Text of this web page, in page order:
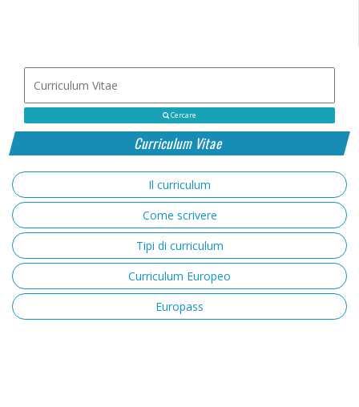
Cercare
Curriculum Vitae
Il curriculum
Come scrivere
Tipi di curriculum
Curriculum Europeo
Europass